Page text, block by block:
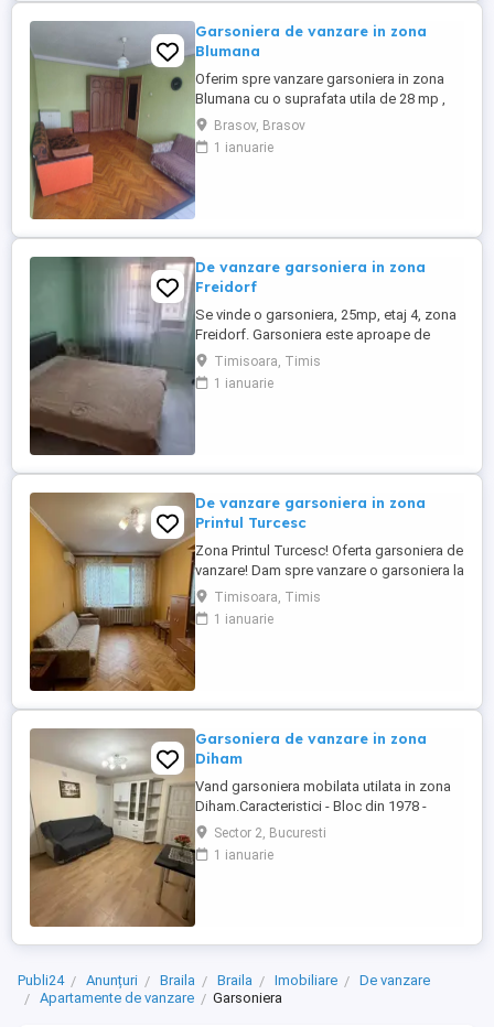
Garsoniera de vanzare in zona
Blumana
Oferim spre vanzare garsoniera in zona
Blumana cu o suprafata utila de 28 mp ,
etajul 1 din 5 . Garsnoiera se vinde
mobilata si utilata si se accepta credit
imobiliar ! Detalii telefonic !
Brasov, Brasov
1 ianuarie
De vanzare garsoniera in zona
Freidorf
Se vinde o garsoniera, 25mp, etaj 4, zona
Freidorf. Garsoniera este aproape de
Liceul Auto, transport in comun,autobuze,
magazine. Mai multe detalii la numarul de
telefon afisat!
Timisoara, Timis
1 ianuarie
De vanzare garsoniera in zona
Printul Turcesc
Zona Printul Turcesc! Oferta garsoniera de
vanzare! Dam spre vanzare o garsoniera la
etajul 2. La doar 10-15 min de mers cu
masina sau tranportul in comun de Lidl,
aproap de Parcul Lunei, restaurante, Piata
Timisoara, Timis
1 ianuarie
Garsoniera de vanzare in zona
Diham
Vand garsoniera mobilata utilata in zona
Diham.Caracteristici - Bloc din 1978 -
Reabilitat termic Suprafata utila de 27mp ,
situata la etajul 2 10. In apropiere: - Parcul
IOR - Metrou Titan - Gradinita nr. 69 -
Sector 2, Bucuresti
1 ianuarie
Publi24 Anunțuri Braila Braila Imobiliare
De vanzare
Apartamente de vanzare
Garsoniera